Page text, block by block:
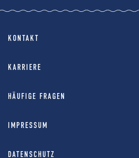
KONTAKT
KARRIERE
HÄUFIGE FRAGEN
IMPRESSUM
DATENSCHUTZ